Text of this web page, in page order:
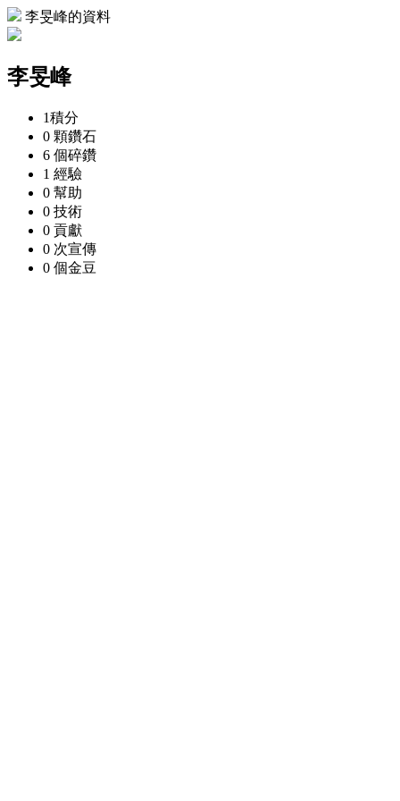
李旻峰的資料
李旻峰
1積分
0 顆鑽石
6 個碎鑽
1 經驗
0 幫助
0 技術
0 貢獻
0 次宣傳
0 個金豆